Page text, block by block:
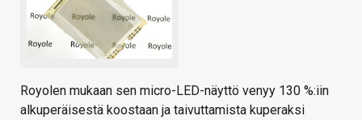
Royolen mukaan sen micro-LED-näyttö venyy 130 %:iin
alkuperäisestä koostaan ja taivuttamista kuperaksi